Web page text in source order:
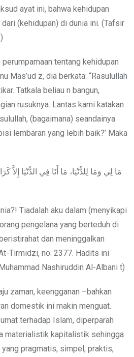
ayat ini, bahwa kehidupan
(kehidupan) di dunia ini. (Tafsir
tentang kehidupan
Mas’ud z, dia berkata: “Rasulullah
Tatkala beliau n bangun,
rusuknya. Lantas kami katakan
(bagaimana) seandainya
lembaran yang lebih baik?’ Maka
مَا لِي وَمَا لِلدُّنْيَا، مَا أَنَا فِي الدُّنْيَا
Tiadalah aku dalam (menyikapi
pengelana yang berteduh di
dan meninggalkan
Tirmidzi, no. 2377. Hadits ini
Nashiruddin Al-Albani t)
zaman, keengganan –bahkan
domestik ini makin menguat.
terhadap Islam, diperparah
materialistik kapitalistik sehingga
pragmatis, simpel, praktis,